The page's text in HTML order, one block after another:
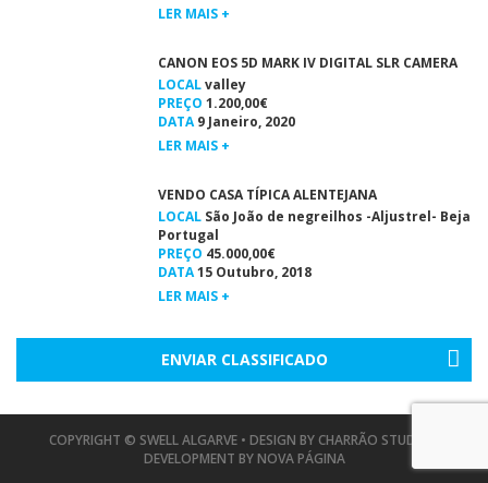
LER MAIS +
CANON EOS 5D MARK IV DIGITAL SLR CAMERA
LOCALvalley
PREÇO 1.200,00€
DATA9 Janeiro, 2020
LER MAIS +
VENDO CASA TÍPICA ALENTEJANA
LOCAL São João de negreilhos -Aljustrel- Beja
Portugal
PREÇO 45.000,00€
DATA15 Outubro, 2018
LER MAIS +
ENVIAR CLASSIFICADO
COPYRIGHT © SWELL ALGARVE • DESIGN BY CHARRÃO STUDIO
DEVELOPMENT BY NOVA PÁGINA